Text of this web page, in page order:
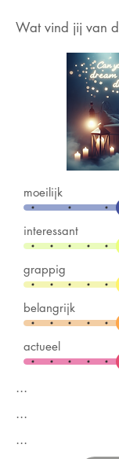
Wat vind jij van
moeilijk
interessant
grappig
belangrijk
actueel
...
...
...